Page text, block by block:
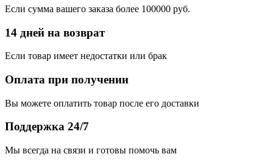
Если сумма вашего заказа более 100000 руб.
14 дней на возврат
Если товар имеет недостатки или брак
Оплата при получении
Вы можете оплатить товар после его доставки
Поддержка 24/7
Мы всегда на связи и готовы помочь вам